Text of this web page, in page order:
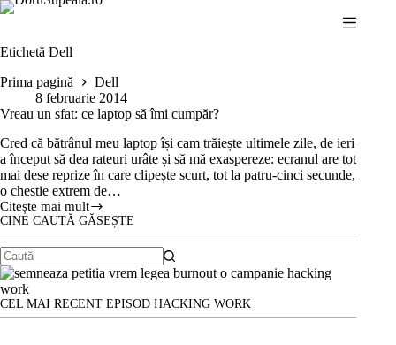
Sari
Etichetă Dell
Prima pagină
Dell
8 februarie 2014
Vreau un sfat: ce laptop să îmi cumpăr?
Cred că bătrânul meu laptop își cam trăiește ultimele zile, de ieri
a început să dea rateuri urâte și să mă exaspereze: ecranul are tot
mai dese reprize în care clipește scurt, tot la patru-cinci secunde,
o chestie extrem de…
Citește mai mult
Vreau
un
ce
laptop
să
îmi
cumpăr?
CINE CAUTĂ GĂSEȘTE
Niciun
rezultat
CEL MAI RECENT EPISOD HACKING WORK